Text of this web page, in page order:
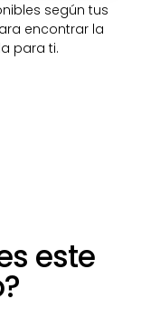
según tus
encontrar la
para ti.
este